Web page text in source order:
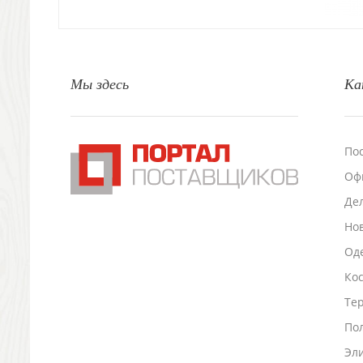
Промо
Антистрессы
Мы здесь